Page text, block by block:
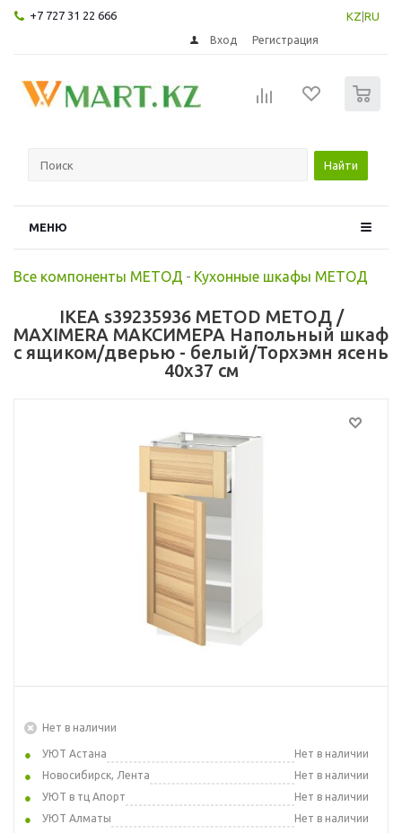
+7 727 31 22 666 KZ RU
Вход Регистрация
Найти
МЕНЮ
Все компоненты МЕТОД - Кухонные шкафы МЕТОД
IKEA s39235936 METOD МЕТОД /
MAXIMERA МАКСИМЕРА Напольный шкаф
с ящиком/дверью - белый/Торхэмн ясень
40x37 см
Нет в наличии
УЮТ Астана
Нет в наличии
Новосибирск, Лента
Нет в наличии
УЮТ в тц Апорт
Нет в наличии
УЮТ Алматы
Нет в наличии